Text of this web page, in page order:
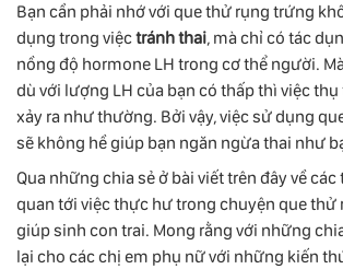
Bạn cần phải nhớ với que thử rụng trứng
dụng trong việctránh thai, mà chỉ có tác
nồng độ hormone LH trong cơ thể người.
dù với lượng LH của bạn có thấp thì việc thụ
xảy ra như thường. Bởi vậy, việc sử dụng
sẽ không hề giúp bạn ngăn ngừa thai như
Qua những chia sẻ ở bài viết trên đây về
quan tới việc thực hư trong chuyện que thử
giúp sinh con trai. Mong rằng với những
lại cho các chị em phụ nữ với những kiến